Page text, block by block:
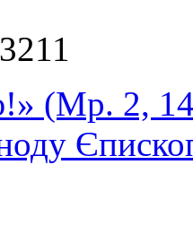
(Мр. 2,